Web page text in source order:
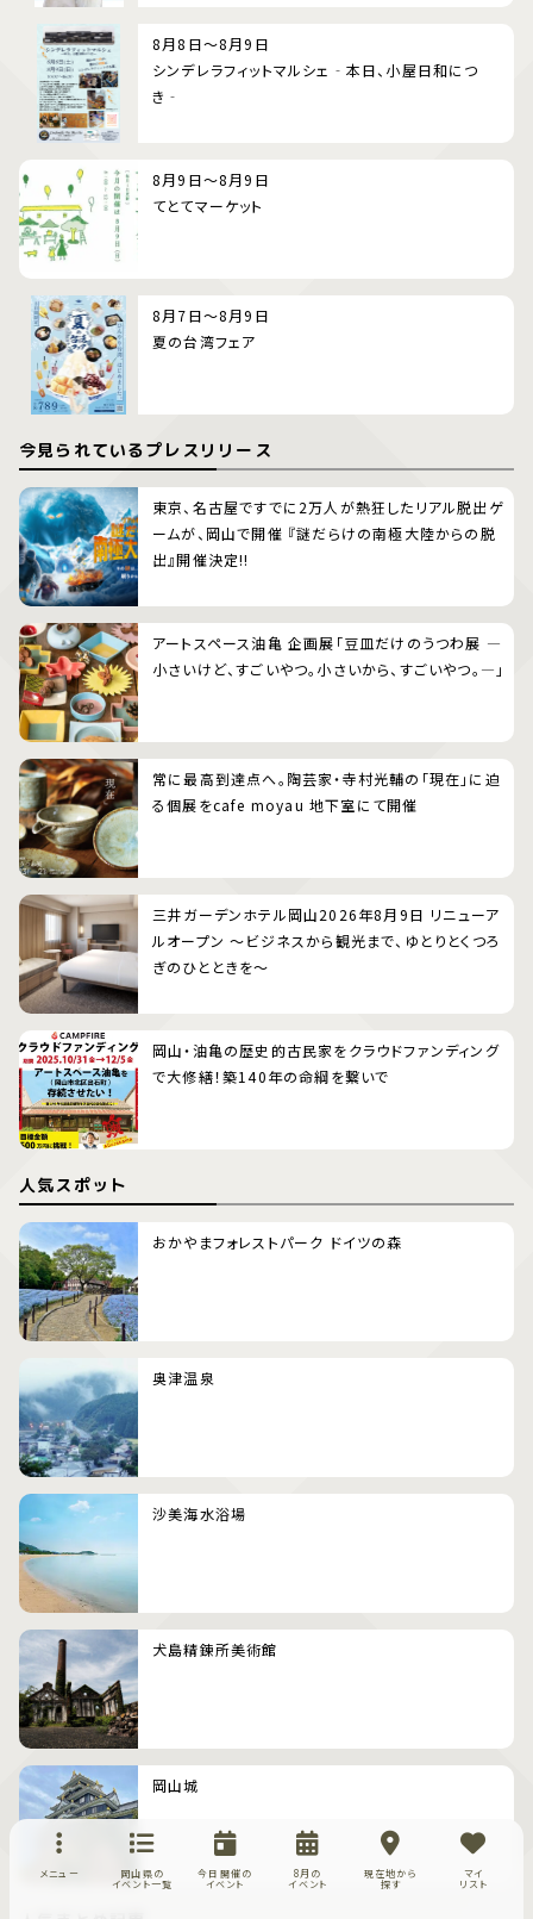
8月8日～8月9日
シンデレラフィットマルシェ‐本日、小屋日和につ
き‐
8月9日～8月9日
てとてマーケット
8月7日～8月9日
夏の台湾フェア
今見られているプレスリリース
東京、名古屋ですでに2万人が熱狂したリアル脱出ゲ
ームが、岡山で開催 『謎だらけの南極大陸からの脱
出』開催決定!!
アートスペース油亀 企画展「豆皿だけのうつわ展 ―
小さいけど、すごいやつ。小さいから、すごいやつ。―」
常に最高到達点へ。陶芸家・寺村光輔の「現在」に迫
る個展をcafe moyau 地下室にて開催
三井ガーデンホテル岡山2026年8月9日 リニューア
ルオープン 〜ビジネスから観光まで、ゆとりとくつろ
ぎのひとときを〜
岡山・油亀の歴史的古民家をクラウドファンディング
で大修繕！築140年の命綱を繋いで
人気スポット
おかやまフォレストパーク ドイツの森
奥津温泉
沙美海水浴場
犬島精錬所美術館
岡山城
メニュー
岡山県の
イベント一覧
今日開催の
イベント
8月の
イベント
現在地から
探す
マイ
リスト